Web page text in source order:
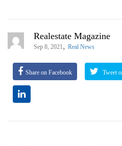
Realestate Magazine
Sep 8, 2021 , Real News
Share on Facebook Tweet